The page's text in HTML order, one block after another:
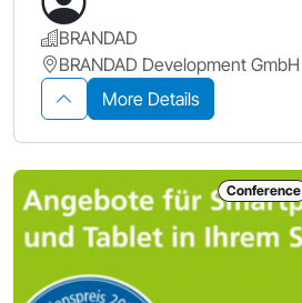
BRANDAD
BRANDAD Development GmbH
More Details
Conference